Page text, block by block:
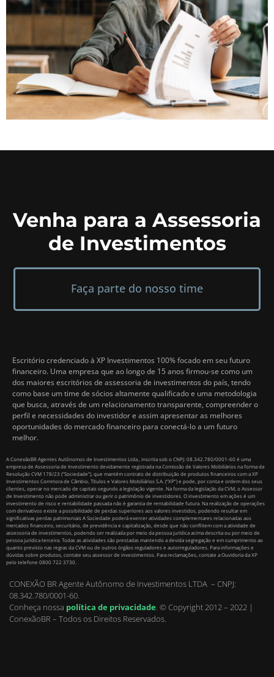
Venha para a Assessoria
de Investimentos
Faça parte do nosso time
Escritório credenciado à XP Investimentos 100% focado em seu futuro
financeiro. Uma empresa que ao longo de 15 anos firmou-se como um
dos maiores escritórios de assessoria de investimentos do país, tendo
como base um time de sócios altamente qualificado e uma metodologia
que busca, através de um relacionamento transparente, compreender o
perfil e necessidades do investidor e assim apresentar as melhores
oportunidades do mercado financeiro para conectá-lo a um futuro
melhor.
A ConexãoBR Agentes Autônomos de Investimentos Ltda., inscrita sob o CNPJ: 08.342.780/0001-60 é uma
empresa de Assessoria de Investimento devidamente registrada na Comissão de Valores Mobiliários na forma da
Resolução CVM 178/23 (“Sociedade”), que mantém contrato de distribuição de produtos financeiros com a XP
Investimentos Corretora de Câmbio, Títulos e Valores Mobiliários S.A. (“XP”) e pode, por conta e ordem dos seus
clientes, operar no mercado de capitais segundo a legislação vigente. Na forma da legislação da CVM, o Assessor
de Investimento não pode administrar ou gerir o patrimônio de investidores. O investimento em ações é um
investimento de risco e rentabilidade passada não é garantia de rentabilidade futura. Na realização de operações
com derivativos existe a possibilidade de perdas superiores aos valores investidos, podendo resultar em
significativas perdas patrimoniais A Sociedade poderá exercer atividades complementares relacionadas aos
mercados financeiro, securitário, de previdência e capitalização, desde que não conflitem com a atividade de
assessoria de investimentos, podendo ser realizada por meio da pessoa jurídica acima descrita ou por meio de
pessoa jurídica terceira. Todas as atividades são prestadas mantendo a devida segregação e em cumprimento ao
quanto previsto nas regras da CVM ou de outros órgãos reguladores e autorreguladores. Para informações e
dúvidas sobre produtos, contate seu assessor de investimentos. Para reclamações, contate a Ouvidoria da XP
pelo telefone 0800 722 3730.
CONEXÃO BR Agente Autônomo de Investimentos LTDA – CNPJ:
08.342.780/0001-60.
Conheça nossa política de privacidade. © Copyright 2012 – 2022 |
ConexãoBR – Todos os Direitos Reservados.